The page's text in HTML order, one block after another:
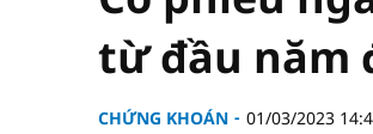
từ đầu năm
CHỨNG KHOÁN 01/03/2023